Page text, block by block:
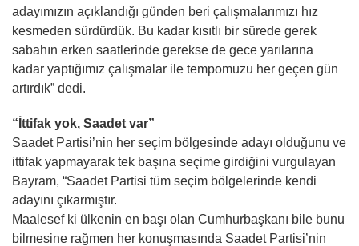
adayımızın açıklandığı günden beri çalışmalarımızı hız
kesmeden sürdürdük. Bu kadar kısıtlı bir sürede gerek
sabahın erken saatlerinde gerekse de gece yarılarına
kadar yaptığımız çalışmalar ile tempomuzu her geçen gün
artırdık” dedi.
“İttifak yok, Saadet var”
Saadet Partisi’nin her seçim bölgesinde adayı olduğunu ve
ittifak yapmayarak tek başına seçime girdiğini vurgulayan
Bayram, “Saadet Partisi tüm seçim bölgelerinde kendi
adayını çıkarmıştır.
Maalesef ki ülkenin en başı olan Cumhurbaşkanı bile bunu
bilmesine rağmen her konuşmasında Saadet Partisi’nin